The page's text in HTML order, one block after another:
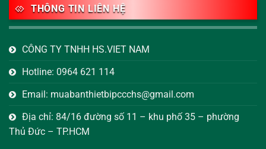
THÔNG TIN LIÊN HỆ
CÔNG TY TNHH HS.VIET NAM
Hotline: 0964 621 114
Email: muabanthietbipccchs@gmail.com
Địa chỉ: 84/16 đường số 11 – khu phố 35 – phường
Thủ Đức – TP.HCM